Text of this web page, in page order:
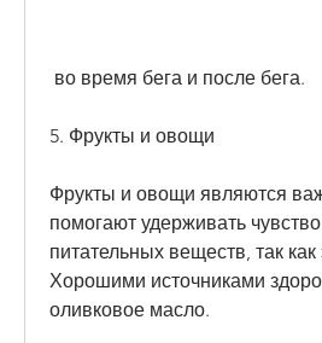
во время бега и после бега.
5. Фрукты и овощи
Фрукты и овощи являются
помогают удерживать
питательных веществ, так
Хорошими источниками
оливковое масло.